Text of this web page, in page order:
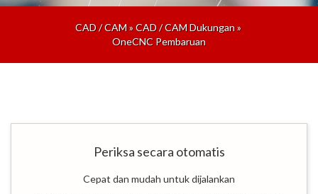
CAD / CAM»CAD / CAM Dukungan»
OneCNC Pembaruan
Periksa secara otomatis
Cepat dan mudah untuk dijalankan